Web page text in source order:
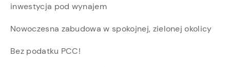
inwestycja pod wynajem
Nowoczesna zabudowa w spokojnej, zielonej okolicy
Bez podatku PCC!